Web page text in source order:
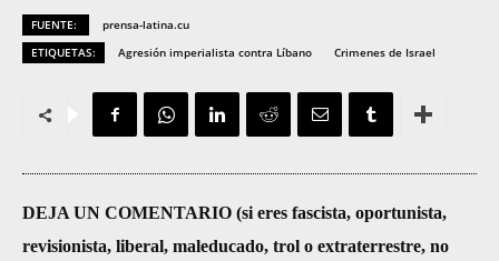
FUENTE:
prensa-latina.cu
ETIQUETAS:
Agresión imperialista contra Líbano Crimenes de Israel
DEJA UN COMENTARIO (si eres fascista, oportunista,
revisionista, liberal, maleducado, trol o extraterrestre, no